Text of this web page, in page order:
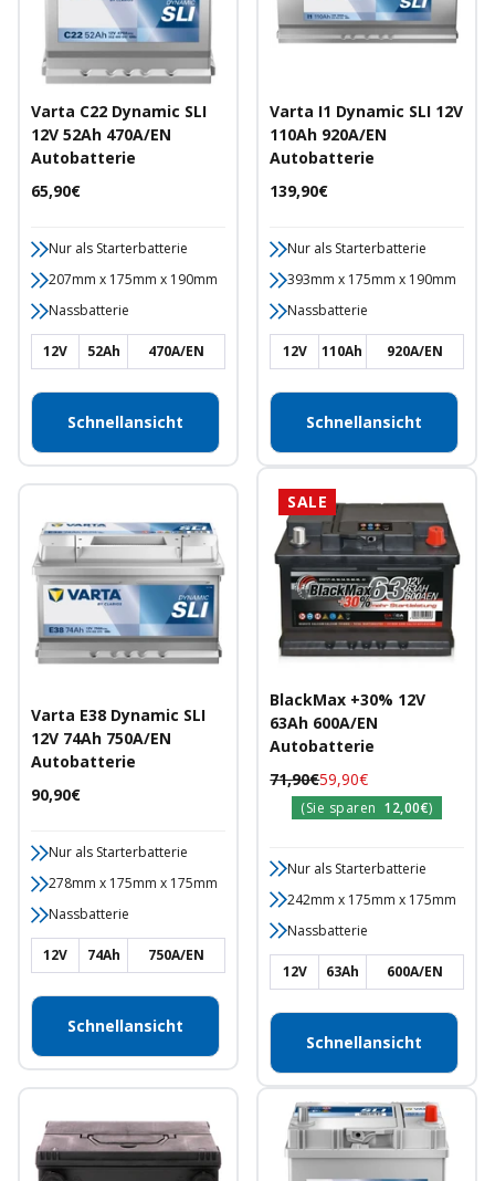
Varta C22 Dynamic SLI
12V 52Ah 470A/EN
Autobatterie
Angebotspreis
65,90€
Nur als Starterbatterie
207mm x 175mm x 190mm
Nassbatterie
12V 52Ah 470A/EN
Schnellansicht
Varta I1 Dynamic SLI 12V
110Ah 920A/EN
Autobatterie
Angebotspreis
139,90€
Nur als Starterbatterie
393mm x 175mm x 190mm
Nassbatterie
12V 110Ah 920A/EN
Schnellansicht
Varta E38 Dynamic SLI
12V 74Ah 750A/EN
Autobatterie
Angebotspreis
90,90€
Nur als Starterbatterie
278mm x 175mm x 175mm
Nassbatterie
12V 74Ah 750A/EN
Schnellansicht
SALE
BlackMax +30% 12V
63Ah 600A/EN
Autobatterie
Angebotspreis
59,90€
Regulärer
Preis
71,90€
(Sie sparen 12,00€)
Nur als Starterbatterie
242mm x 175mm x 175mm
Nassbatterie
12V 63Ah 600A/EN
Schnellansicht